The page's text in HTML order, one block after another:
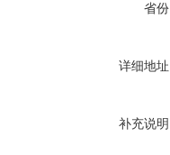
省
详细地
补充说